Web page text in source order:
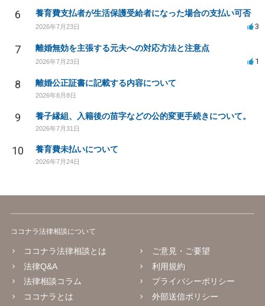
6 養育費支払者が生活保護受給者になった場合の支払い可否
2026年7月23日 3
7 離婚無効を主張する元夫への対応方法と注意点
2026年7月23日 1
8 離婚公正証書に記載する内容について
2026年8月8日
9 養子縁組、入籍後の苗字などの公的変更手続きについて。
2026年7月31日
10 養育費未払いについて
2026年7月24日
ココナラ法律相談について
ココナラ法律相談とは
法律Q&A
法律相談コラム
ココナラとは
ご意見・ご要望
利用規約
プライバシーポリシー
外部送信ポリシー